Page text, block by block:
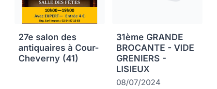
27e salon des
antiquaires à Cour-
Cheverny (41)
31ème GRANDE
BROCANTE - VIDE
GRENIERS -
LISIEUX
08/07/2024